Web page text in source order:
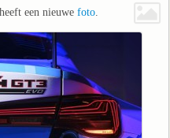
heeft een nieuwe foto.